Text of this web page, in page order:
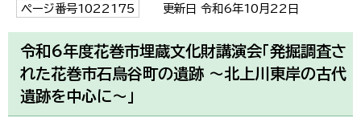
ページ番号1022175 更新日 令和6年10月22日
令和6年度花巻市埋蔵文化財講演会「発掘調査さ
れた花巻市石鳥谷町の遺跡 ～北上川東岸の古代
遺跡を中心に～」